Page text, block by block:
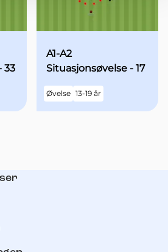
33
A1-A2
Situasjonsøvelse - 17
Øvelse 13-19 år